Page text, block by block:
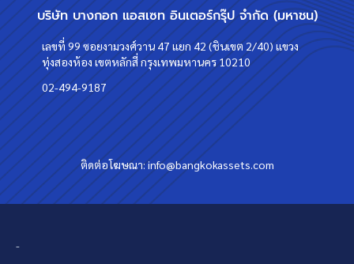
บริษัท บางกอก แอสเซท อินเตอร์กรุ๊ป จำกัด (มหาชน)
เลขที่ 99 ซอยงามวงศ์วาน 47 แยก 42 (ชินเขต 2/40) แขวง
ทุ่งสองห้อง เขตหลักสี่ กรุงเทพมหานคร 10210
02-494-9187
ติดต่อโฆษณา:info@bangkokassets.com
-